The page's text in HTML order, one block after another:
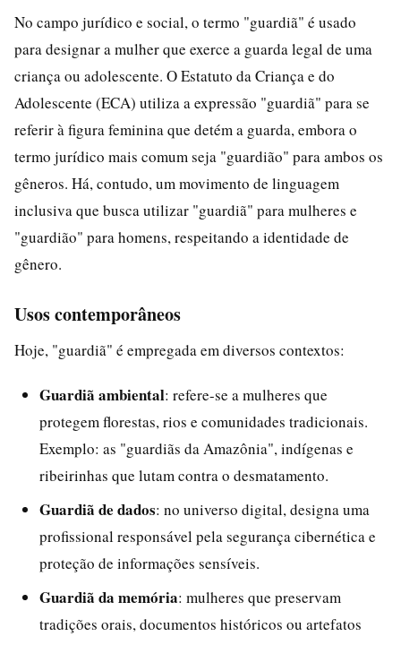
No campo jurídico e social, o termo "guardiã" é usado
para designar a mulher que exerce a guarda legal de uma
criança ou adolescente. O Estatuto da Criança e do
Adolescente (ECA) utiliza a expressão "guardiã" para se
referir à figura feminina que detém a guarda, embora o
termo jurídico mais comum seja "guardião" para ambos os
gêneros. Há, contudo, um movimento de linguagem
inclusiva que busca utilizar "guardiã" para mulheres e
"guardião" para homens, respeitando a identidade de
gênero.
Usos contemporâneos
Hoje, "guardiã" é empregada em diversos contextos:
Guardiã ambiental: refere-se a mulheres que
protegem florestas, rios e comunidades tradicionais.
Exemplo: as "guardiãs da Amazônia", indígenas e
ribeirinhas que lutam contra o desmatamento.
Guardiã de dados: no universo digital, designa uma
profissional responsável pela segurança cibernética e
proteção de informações sensíveis.
Guardiã da memória: mulheres que preservam
tradições orais, documentos históricos ou artefatos